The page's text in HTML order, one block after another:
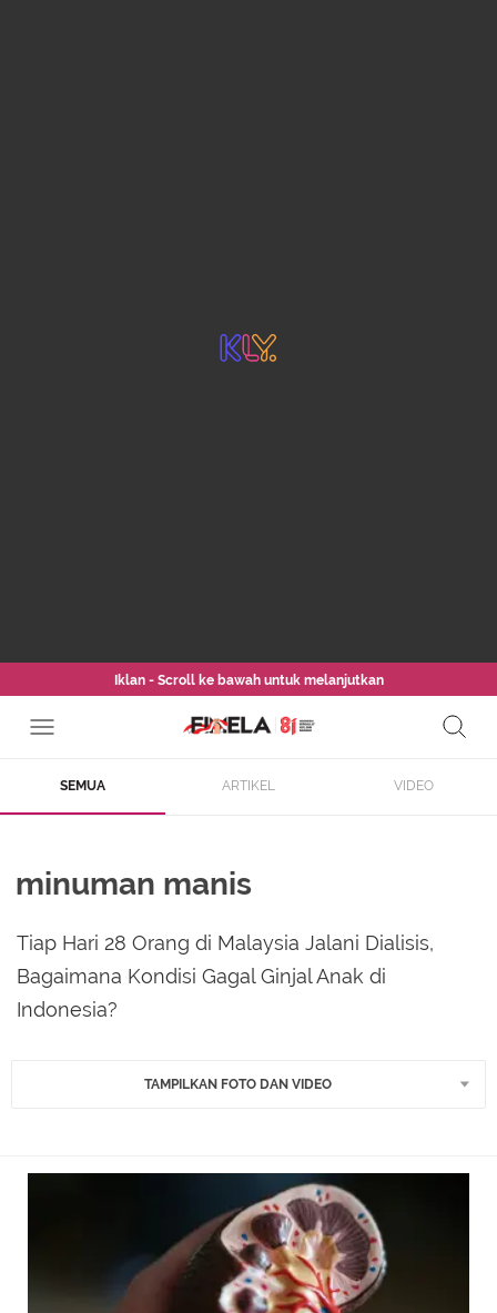
Iklan - Scroll ke bawah untuk melanjutkan
SEMUA ARTIKEL VIDEO
minuman manis
Tiap Hari 28 Orang di Malaysia Jalani Dialisis,
Bagaimana Kondisi Gagal Ginjal Anak di
Indonesia?
TAMPILKAN FOTO DAN VIDEO